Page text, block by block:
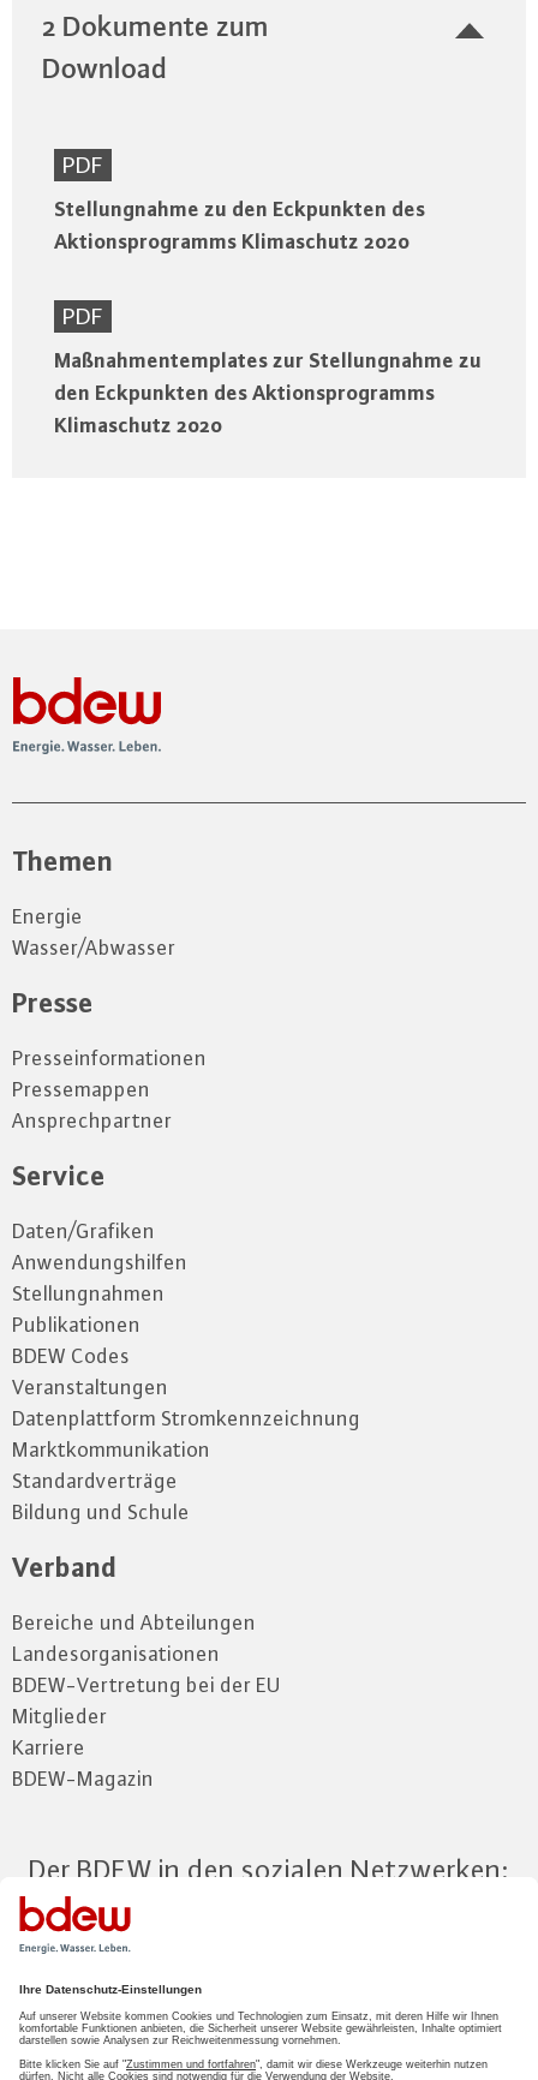
2 Dokumente zum
Download
PDF
Stellungnahme zu den Eckpunkten des
Aktionsprogramms Klimaschutz 2020
PDF
Maßnahmentemplates zur Stellungnahme zu
den Eckpunkten des Aktionsprogramms
Klimaschutz 2020
Themen
Energie
Wasser/Abwasser
Presse
Presseinformationen
Pressemappen
Ansprechpartner
Service
Daten/Grafiken
Anwendungshilfen
Stellungnahmen
Publikationen
BDEW Codes
Veranstaltungen
Datenplattform Stromkennzeichnung
Marktkommunikation
Standardverträge
Bildung und Schule
Verband
Bereiche und Abteilungen
Landesorganisationen
BDEW-Vertretung bei der EU
Mitglieder
Karriere
BDEW-Magazin
Der BDEW in den sozialen Netzwerken:
Zum Mitgliederbereich